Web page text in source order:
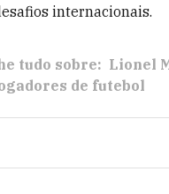
internacionais.
tudo sobre: Lionel
de futebol